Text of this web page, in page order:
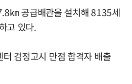
㎞ 공급배관을 설치해 8135세
고 있다.
검정고시 만점 합격자 배출